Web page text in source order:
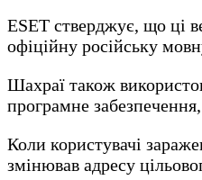
ESET стверджує, що ці
офіційну російську
Шахраї також
програмне
Коли користувачі
змінював адресу